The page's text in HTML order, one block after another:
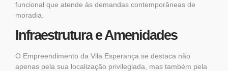
funcional que atende às demandas contemporâneas de
moradia.
Infraestrutura e Amenidades
O Empreendimento da Vila Esperança se destaca não
apenas pela sua localização privilegiada, mas também pela